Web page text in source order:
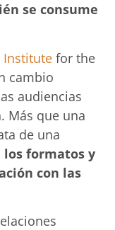
se consume
Institute for the
cambio
audiencias
Más que una
de una
los formatos y
con las